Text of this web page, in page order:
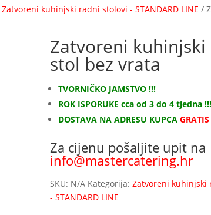
Zatvoreni kuhinjski radni stolovi - STANDARD LINE /
Zatvoreni kuhinjski
stol bez vrata
TVORNIČKO JAMSTVO !!!
ROK ISPORUKE cca od 3 do 4 tjedna !!!
DOSTAVA NA ADRESU KUPCA GRATIS
Za cijenu pošaljite upit na
info@mastercatering.hr
SKU: N/A Kategorija: Zatvoreni kuhinjski
- STANDARD LINE